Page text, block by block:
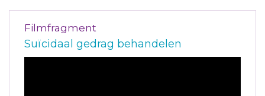
Filmfragment
Suïcidaal gedrag behandelen